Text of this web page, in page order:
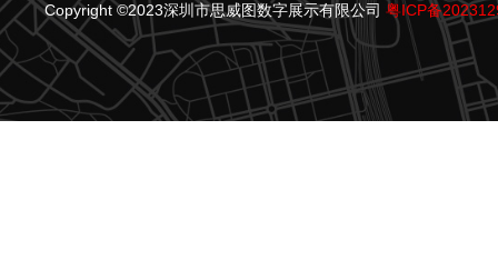
Copyright ©2023深圳市思威图数字展示有限公司 粤ICP备